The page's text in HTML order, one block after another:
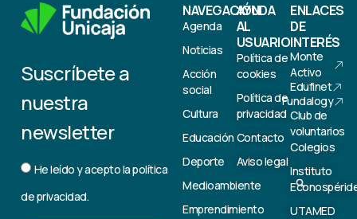
Suscríbete a
nuestra
newsletter
He leído y acepto lapolítica
de privacidad.
NAVEGACIÓN
Agenda
Noticias
Acción
social
Cultura
Educación
Deporte
Medioambiente
Emprendimiento
AYUDA
AL
USUARIO
Política de
cookies
Política de
privacidad
Contacto
Aviso legal
ENLACES
DE
INTERÉS
Monte
Activo
Edufinet
Fundalogy
Club de
voluntarios
Colegios
Instituto
UTAMED